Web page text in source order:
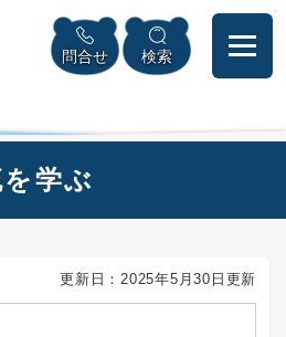
を飛ばして本文へ
問合せ 検索
学ぶ
更新日：2025年5月30日更新